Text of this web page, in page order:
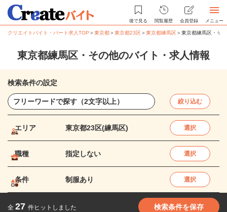
後で見る 閲覧履歴 会員登録 メニュー
クリエイトバイト・パート求人TOP ＞東京都＞東京都23区＞東京都練馬区＞東京都練馬区・そ
東京都練馬区・その他のバイト・求人情報
検索条件の設定
絞り込む
エリア 東京都23区(練馬区) 選択
職種 指定しない 選択
条件 制服あり 選択
全 27 件ヒットしました 検索条件を保存